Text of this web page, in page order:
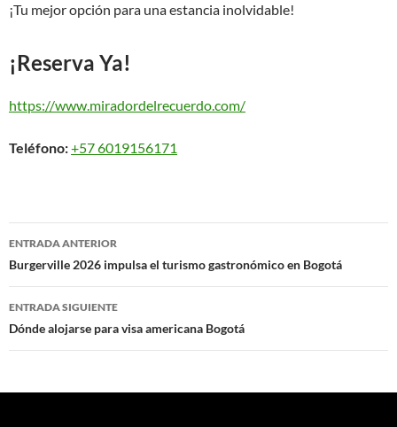
¡Tu mejor opción para una estancia inolvidable!
¡Reserva Ya!
https://www.miradordelrecuerdo.com/
Teléfono:+57 6019156171
Navegación
de
entradas
ENTRADA ANTERIOR
Burgerville 2026 impulsa el turismo gastronómico en Bogotá
ENTRADA SIGUIENTE
Dónde alojarse para visa americana Bogotá